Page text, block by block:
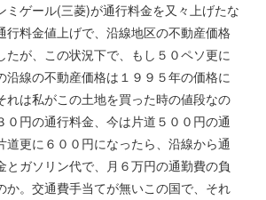
ミゲール(三菱)が通行料金を又々上げたな
行料金値上げで、沿線地区の不動産価格
たが、この状況下で、もし５０ペソ更に
沿線の不動産価格は１９９５年の価格に
れは私がこの土地を買った時の値段なの
０円の通行料金、今は片道５００円の通
道更に６００円になったら、沿線から通
とガソリン代で、月６万円の通勤費の負
か。交通費手当てが無いこの国で、それ